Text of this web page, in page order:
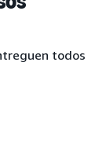
todos